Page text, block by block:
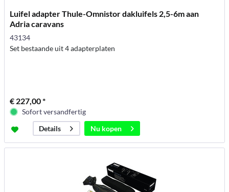
Luifel adapter Thule-Omnistor dakluifels 2,5-6m aan
Adria caravans
43134
Set bestaande uit 4 adapterplaten
€ 227,00 *
Sofort versandfertig
Details
Nu kopen